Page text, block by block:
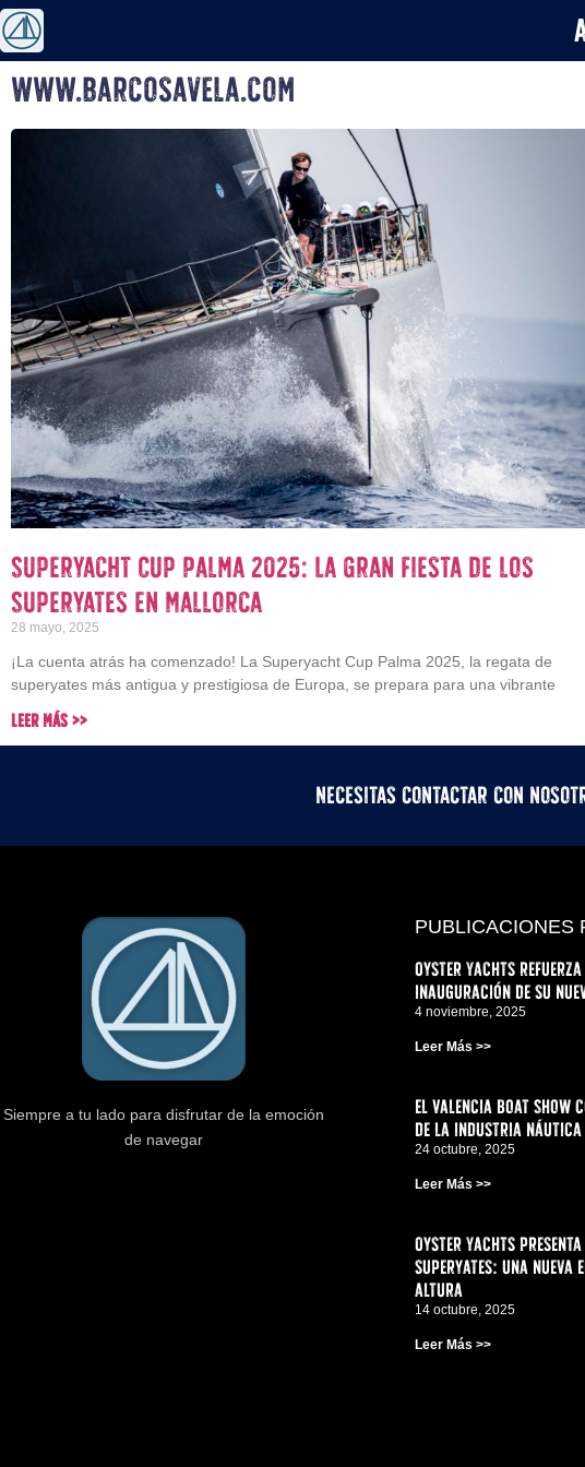
www.barcosavela.com
Superyacht Cup Palma 2025: La Gran Fiesta de los
Superyates en Mallorca
28 mayo, 2025
¡La cuenta atrás ha comenzado! La Superyacht Cup Palma 2025, la regata de
superyates más antigua y prestigiosa de Europa, se prepara para una vibrante
Leer Más >>
Necesitas contactar con
Siempre a tu lado para disfrutar de la emoción
de navegar
PUBLICACIONES
Oyster Yachts
inauguración de su
4 noviembre, 2025
Leer Más >>
El Valencia Boat Show
de la industria náutica
24 octubre, 2025
Leer Más >>
Oyster Yachts
superyates: una nueva
altura
14 octubre, 2025
Leer Más >>